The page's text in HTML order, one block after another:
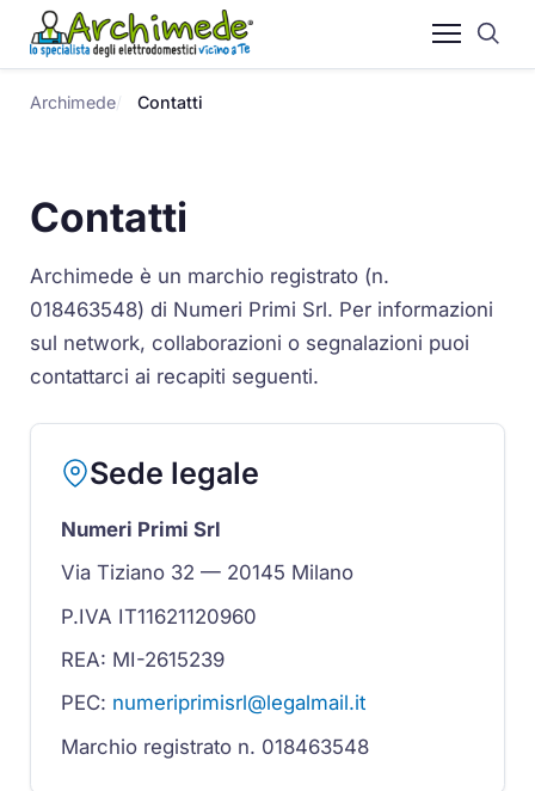
Archimede Contatti
Contatti
Archimede è un marchio registrato (n.
018463548) di Numeri Primi Srl. Per informazioni
sul network, collaborazioni o segnalazioni puoi
contattarci ai recapiti seguenti.
Sede legale
Numeri Primi Srl
Via Tiziano 32 — 20145 Milano
P.IVA IT11621120960
REA: MI-2615239
PEC: numeriprimisrl@legalmail.it
Marchio registrato n. 018463548